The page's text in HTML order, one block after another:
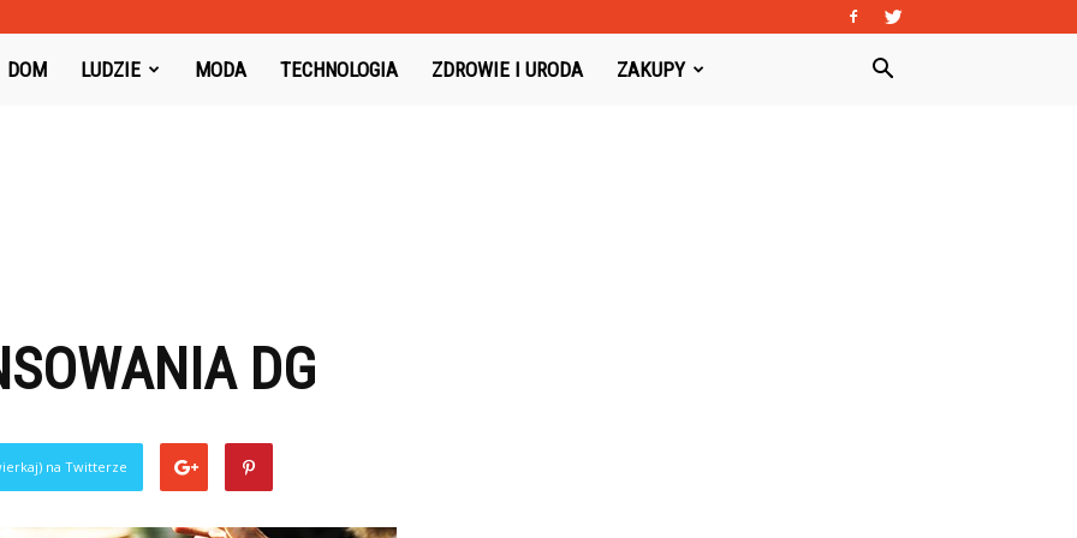
Toysboard.pl
DOM LUDZIE MODA TECHNOLOGIA ZDROWIE I URODA ZAKUPY
DG
na Twitterze